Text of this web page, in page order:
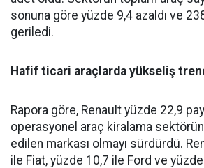
sonuna göre yüzde 9,4 azaldı ve
geriledi.
Hafif ticari araçlarda yükseliş
Rapora göre, Renault yüzde 22,9
operasyonel araç kiralama
edilen markası olmayı sürdürdü.
ile Fiat, yüzde 10,7 ile Ford ve